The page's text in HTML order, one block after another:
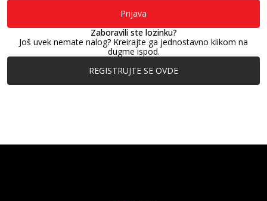
Prijava
Zaboravili ste lozinku?
Još uvek nemate nalog? Kreirajte ga jednostavno klikom na
dugme ispod.
REGISTRUJTE SE OVDE